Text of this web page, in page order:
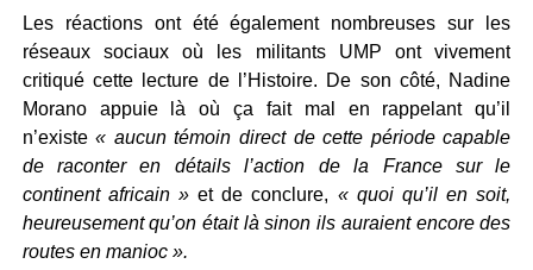
Les réactions ont été également nombreuses sur les
réseaux sociaux où les militants UMP ont vivement
critiqué cette lecture de l’Histoire. De son côté, Nadine
Morano appuie là où ça fait mal en rappelant qu’il
n’existe« aucun témoin direct de cette période capable
de raconter en détails l’action de la France sur le
continent africain » et de conclure, « quoi qu’il en soit,
heureusement qu’on était là sinon ils auraient encore des
routes en manioc ».